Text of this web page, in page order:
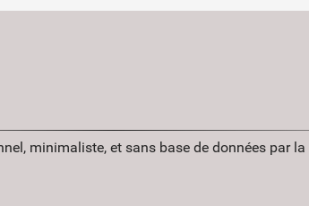
minimaliste, et sans base de données par